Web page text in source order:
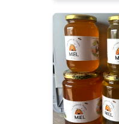
Dégustation